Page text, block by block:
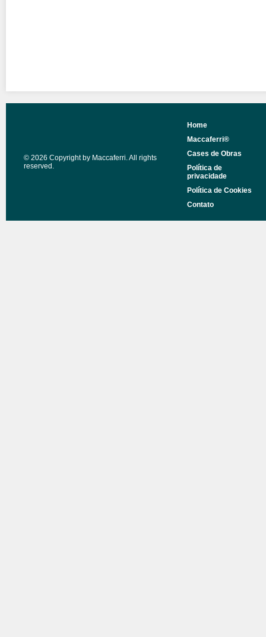
© 2026 Copyright by Maccaferri. All rights
reserved.
Home
Maccaferri®
Cases de Obras
Política de
privacidade
Política de Cookies
Contato